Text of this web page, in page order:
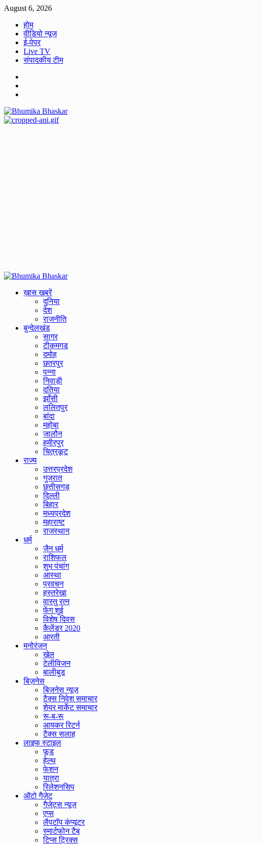
Skip
content
August 6, 2026
होम
वीडियो न्यूज
ई-पेपर
Live TV
संपादकीय टीम
Primary
ख़ास खबरें
दुनिया
देश
राजनीति
बुन्देलखंड
सागर
टीकमगड
दमोह
छतरपुर
पन्ना
निवाड़ी
दतिया
झाँसी
ललितपुर
बांदा
महोबा
जालौन
हमीरपुर
चित्रकूट
राज्य
उत्तरप्रदेश
गुजरात
छत्तीसगड़
दिल्ली
बिहार
मध्यप्रदेश
महाराष्ट
राजस्थान
धर्म
जैन धर्म
राशिफल
शुभ पंचांग
आस्था
प्रवचन
हस्तरेखा
वास्तु रत्न
फेंग शुई
विशेष दिवस
कैलेंडर 2020
आरती
मनोरंजन
खेल
टेलीविजन
बालीबुड
बिज़नेस
बिजनेस न्यूज़
टैक्स निवेश समाचार
शेयर मार्केट समाचार
रू-ब-रू
आयकर रिटर्न
टैक्स सलाह
लाइफ स्टाइल
फूड
हेल्थ
फेशन
यात्रा
रिलेशनसिप
ऑटो गैजेट
गैजेट्स न्यूज़
एप्स
लैपटॉप कंप्यूटर
स्मार्टफोन टैब
टिप्स ट्रिक्स